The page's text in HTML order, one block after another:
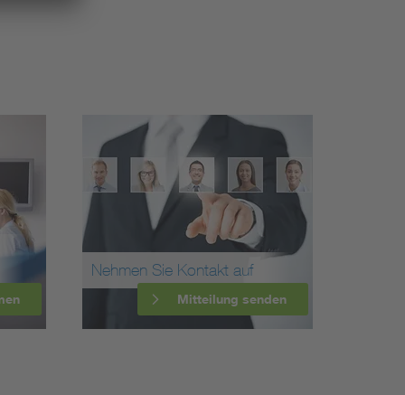
Nehmen Sie Kontakt auf
Mitteilung senden